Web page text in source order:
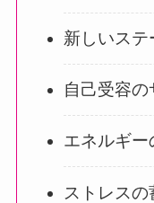
新しいステ
自己受容の
エネルギー
ストレス